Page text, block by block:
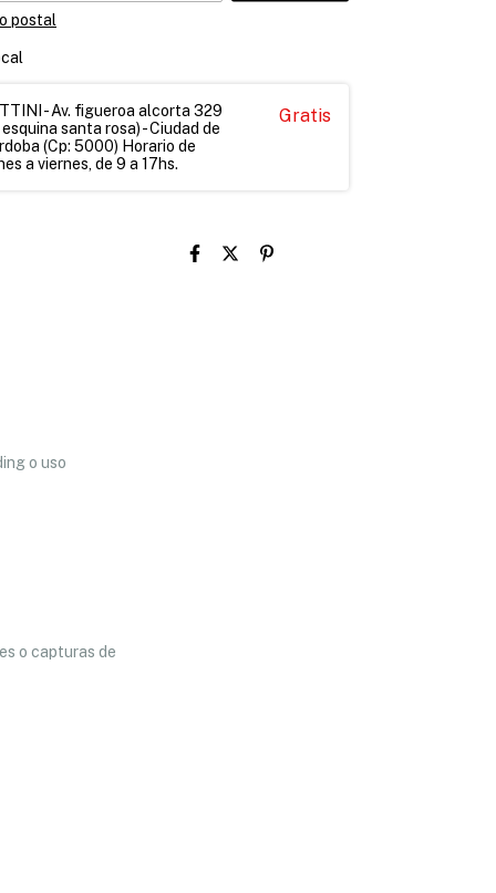
postal
- Av. figueroa alcorta 329
santa rosa) - Ciudad de
(Cp: 5000) Horario de
a viernes, de 9 a 17hs.
Gratis
o uso
o capturas de